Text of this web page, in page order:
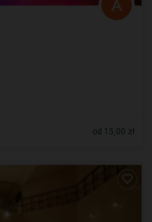
od 15,00 zł